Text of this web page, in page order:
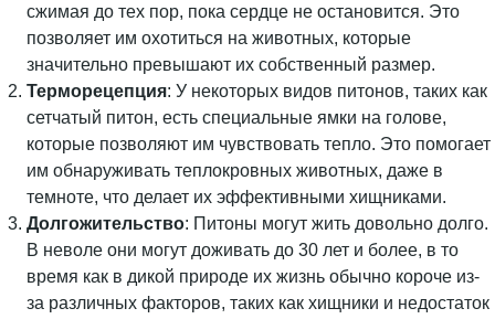
сжимая до тех пор, пока сердце не остановится. Это
позволяет им охотиться на животных, которые
значительно превышают их собственный размер.
Терморецепция: У некоторых видов питонов, таких как
сетчатый питон, есть специальные ямки на голове,
которые позволяют им чувствовать тепло. Это помогает
им обнаруживать теплокровных животных, даже в
темноте, что делает их эффективными хищниками.
Долгожительство: Питоны могут жить довольно долго.
В неволе они могут доживать до 30 лет и более, в то
время как в дикой природе их жизнь обычно короче из-
за различных факторов, таких как хищники и недостаток